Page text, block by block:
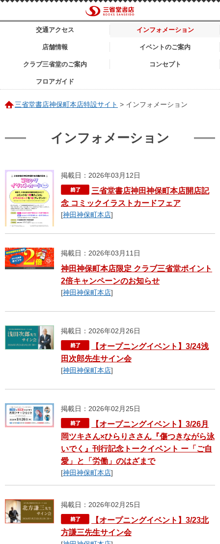
交通アクセス インフォメーション
店舗情報 イベントのご案内
クラブ三省堂のご案内 コンセプト
フロアガイド
三省堂書店神保町本店特設サイト > インフォメーション
インフォメーション
掲載日：2026年03月12日
三省堂書店神田神保町本店開店記
念 コミックイラストカードフェア
[神田神保町本店]
掲載日：2026年03月11日
神田神保町本店限定 クラブ三省堂ポイント
2倍キャンペーンのお知らせ
[神田神保町本店]
掲載日：2026年02月26日
【オープニングイベント】3/24浅
田次郎先生サイン会
[神田神保町本店]
掲載日：2026年02月25日
【オープニングイベント】3/26月
岡ツキさん×ひらりささん『傷つきながら泳
いでく』刊行記念トークイベント ー「ご自
愛」と「労働」のはざまで
[神田神保町本店]
掲載日：2026年02月25日
【オープニングイベント】3/23北
方謙三先生サイン会